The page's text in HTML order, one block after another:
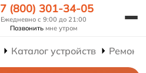
(800) 301-34-05
Ежедневно с 9:00 до 21:00
Позвонить мне утром
Каталог устройств Ремонт